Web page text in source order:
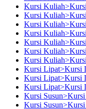
Kursi
Kursi
Kursi
Kursi
Kursi
Kursi
Kursi
Kursi Lipat>Kursi
Kursi Lipat>Kursi
Kursi Lipat>Kursi
Kursi Susun>Kursi
Kursi Susun>Kursi